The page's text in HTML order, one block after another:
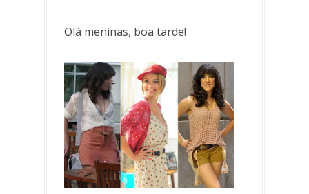
Olá meninas, boa tarde!